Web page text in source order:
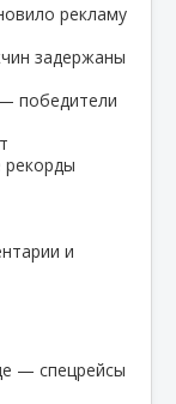
рекламу
задержаны
победители
и
— спецрейсы